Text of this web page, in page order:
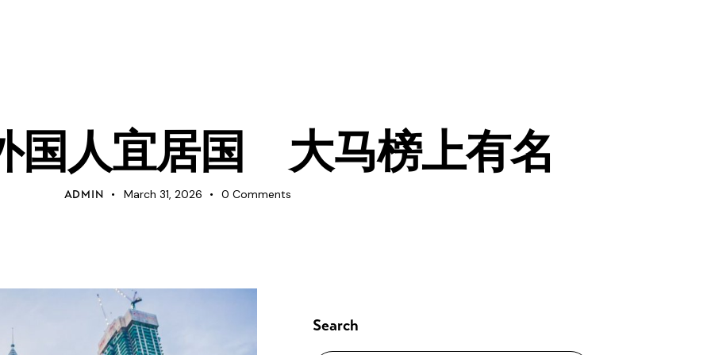
国人宜居国 大马榜上有名
ADMIN March 31, 2026 0 Comments
Search